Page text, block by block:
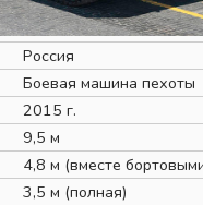
Россия
Боевая машина пехоты
2015 г.
9,5 м
4,8 м (вместе
3,5 м (полная)